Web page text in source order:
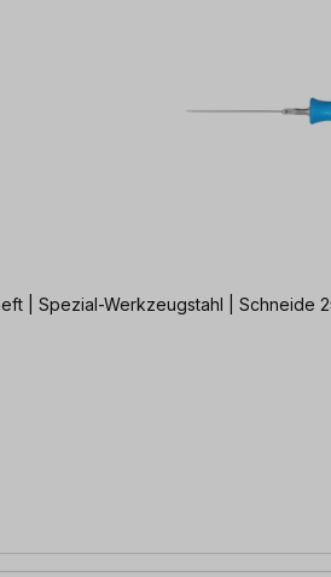
| Spezial-Werkzeugstahl | Schneide